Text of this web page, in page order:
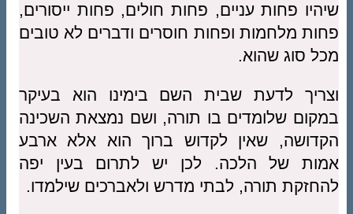
שיהיו פחות עניים, פחות חולים, פחות ייסורים,
פחות מלחמות ופחות חוסרים ודברים לא טובים
מכל סוג שהוא.
וצריך לדעת שבית השם בימינו הוא בעיקר
במקום שלומדים בו תורה, ושם נמצאת השכינה
הקדושה, שאין לקדוש ברוך הוא אלא ארבע
אמות של הלכה. לכן יש לתרום בעין יפה
להחזקת תורה, לבתי מדרש ולאברכים שילמדו.